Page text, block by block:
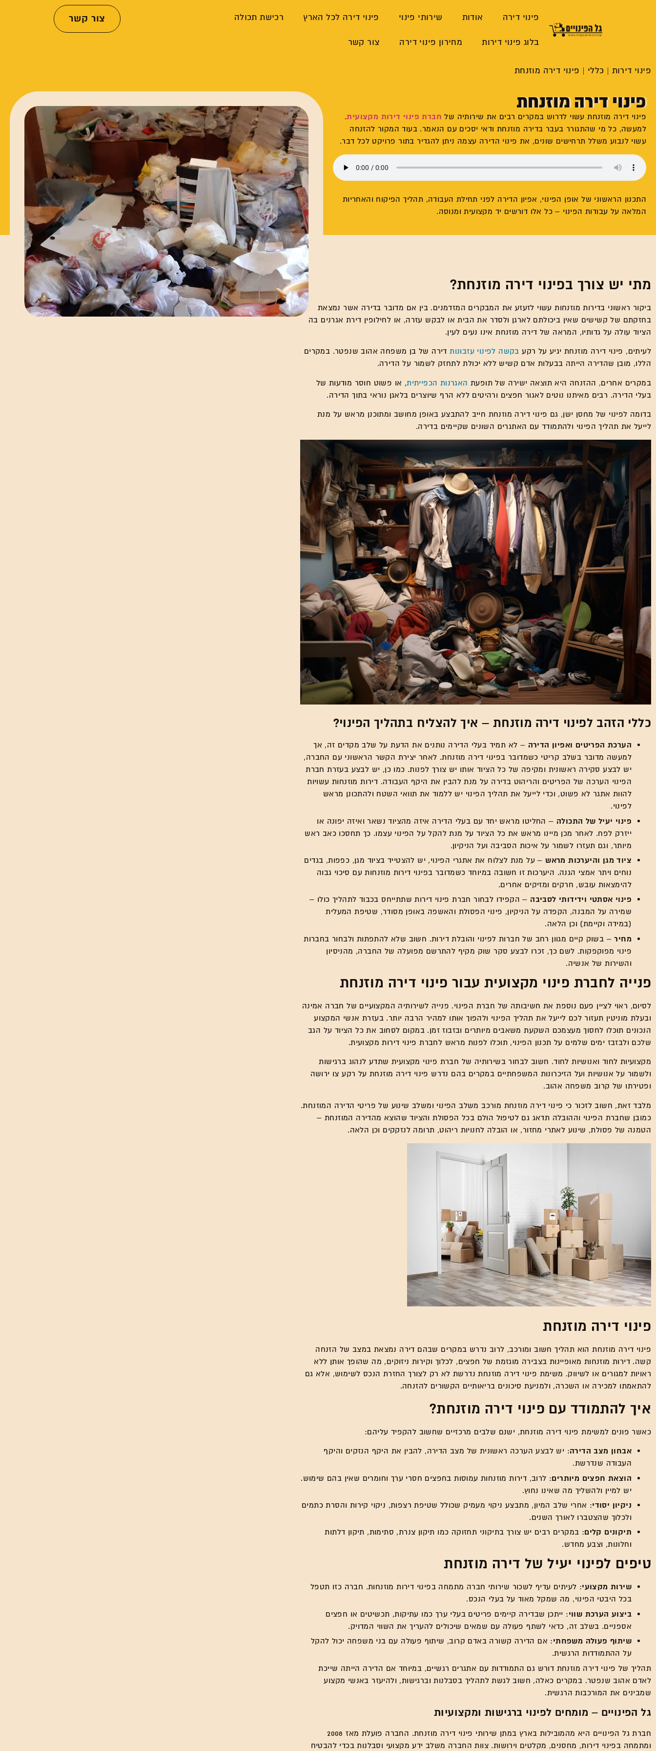
פינוי דירה אודות שירותי פינוי פינוי דירה לכל הארץ רכישת תכולה
בלוג פינוי דירות מחירון פינוי דירה צור קשר
צור קשר
פינוי דירות | כללי | פינוי דירה מוזנחת
פינוי דירה מוזנחת
פינוי דירה מוזנחת עשוי לדרוש במקרים רבים את שירותיה של חברת פינוי דירות מקצועית.
למעשה, כל מי שהתגורר בעבר בדירה מוזנחת ודאי יסכים עם הנאמר. בעוד המקור להזנחה
עשוי לנבוע משלל תרחישים שונים, את פינוי הדירה עצמה ניתן להגדיר בתור פרויקט לכל דבר.
התכנון הראשוני של אופן הפינוי, אפיון הדירה לפני תחילת העבודה, תהליך הפיקוח והאחריות
המלאה על עבודות הפינוי – כל אלו דורשים יד מקצועית ומנוסה.
מתי יש צורך בפינוי דירה מוזנחת?
ביקור ראשוני בדירות מוזנחות עשוי לזעזע את המבקרים המזדמנים. בין אם מדובר בדירה אשר נמצאת
בחזקתם של קשישים שאין ביכולתם לארגן ולסדר את הבית או לבקש עזרה, או לחילופין דירת אגרנים בה
הציוד עולה על גדותיו, המראה של דירה מוזנחת אינו נעים לעין.
לעיתים, פינוי דירה מוזנחת יגיע על רקע בקשה לפינוי עזבונותדירה של בן משפחה אהוב שנפטר. במקרים
הללו, מובן שהדירה הייתה בבעלות אדם קשיש ללא יכולת לתחזק לשמור על הדירה.
במקרים אחרים, ההזנחה היא תוצאה ישירה של תופעת האגרנות הכפייתית, או פשוט חוסר מודעות של
בעלי הדירה. רבים מאיתנו נוטים לאגור חפצים ורהיטים ללא הרף שיוצרים בלאגן נוראי בתוך הדירה.
בדומה לפינוי של מחסן ישן, גם פינוי דירה מוזנחת חייב להתבצע באופן מחושב ומתוכנן מראש על מנת
לייעל את תהליך הפינוי ולהתמודד עם האתגרים השונים שקיימים בדירה.
כללי הזהב לפינוי דירה מוזנחת – איך להצליח בתהליך הפינוי?
הערכת הפריטים ואפיון הדירה – לא תמיד בעלי הדירה נותנים את הדעת על שלב מקדים זה, אך
למעשה מדובר בשלב קריטי כשמדובר בפינוי דירה מוזנחת. לאחר יצירת הקשר הראשוני עם החברה,
יש לבצע סקירה ראשונית ומקיפה של כל הציוד אותו יש צורך לפנות. כמו כן, יש לבצע בעזרת חברת
הפינוי הערכה של הפריטים והריהוט בדירה על מנת להבין את היקף העבודה. דירות מוזנחות עשויות
להוות אתגר לא פשוט, וכדי לייעל את תהליך הפינוי יש ללמוד את תוואי השטח ולהתכונן מראש
לפינוי.
פינוי יעיל של התכולה – החליטו מראש יחד עם בעלי הדירה איזה מהציוד נשאר ואיזה יפונה או
ייזרק לפח. לאחר מכן מיינו מראש את כל הציוד על מנת להקל על הפינוי עצמו. כך תחסכו כאב ראש
מיותר, וגם תעזרו לשמור על איכות הסביבה ועל הניקיון.
ציוד מגן והיערכות מראש – על מנת לצלוח את אתגרי הפינוי, יש להצטייד בציוד מגן, כפפות, בגדים
נוחים ויתר אמצי הגנה. היערכות זו חשובה במיוחד כשמדובר בפינוי דירות מוזנחות עם סיכוי גבוה
להימצאות עובש, חרקים ומזיקים אחרים.
פינוי אסתטי וידידותי לסביבה – הקפידו לבחור חברת פינוי דירות שתתייחס בכבוד לתהליך כולו –
שמירה על המבנה, הקפדה על הניקיון, פינוי הפסולת והאשפה באופן מסודר, שטיפת המעלית
(במידה וקיימת) וכן הלאה.
מחיר– בשוק קיים מגוון רחב של חברות לפינוי והובלת דירות. חשוב שלא להתפתות ולבחור בחברות
פינוי מפוקפקות. לשם כך, זכרו לבצע סקר שוק מקיף להתרשם מפועלה של החברה, מהניסיון
והשירות של אנשיה.
פנייה לחברת פינוי מקצועית עבור פינוי דירה מוזנחת
לסיום, ראוי לציין פעם נוספת את חשיבותה של חברת הפינוי. פנייה לשירותיה המקצועיים של חברה אמינה
ובעלת מוניטין תעזור לכם לייעל את תהליך הפינוי ולהפוך אותו למהיר הרבה יותר. בעזרת אנשי המקצוע
הנכונים תוכלו לחסוך מעצמכם השקעת משאבים מיותרים ובזבוז זמן. במקום לסחוב את כל הציוד על הגב
שלכם ולבזבז ימים שלמים על תכנון הפינוי, תוכלו לפנות מראש לחברת פינוי דירות מקצועית.
מקצועיות לחוד ואנושיות לחוד. חשוב לבחור בשירותיה של חברת פינוי מקצועית שתדע לנהוג ברגישות
ולשמור על אנושיות ועל הזיכרונות המשפחתיים במקרים בהם נדרש פינוי דירה מוזנחת על רקע צו ירושה
ופטירתו של קרוב משפחה אהוב.
מלבד זאת, חשוב לזכור כי פינוי דירה מוזנחת מורכב משלב הפינוי ומשלב שינוע של פריטי הדירה המוזנחת.
כמובן שחברת הפינוי וההובלה תדאג גם לטיפול הולם בכל הפסולת והציוד שהוצא מהדירה המוזנחת –
הטמנה של פסולת, שינוע לאתרי מחזור, או הובלה לחנויות ריהוט, תרומה לנזקקים וכן הלאה.
פינוי דירה מוזנחת
פינוי דירה מוזנחת הוא תהליך חשוב ומורכב, לרוב נדרש במקרים שבהם דירה נמצאת במצב של הזנחה
קשה. דירות מוזנחות מאופיינות בצבירה מוגזמת של חפצים, לכלוך וקירות ניזוקים, מה שהופך אותן ללא
ראויות למגורים או לשיווק. משימת פינוי דירה מוזנחת נדרשת לא רק לצורך החזרת הנכס לשימוש, אלא גם
להתאמתו למכירה או השכרה, ולמניעת סיכונים בריאותיים הקשורים להזנחה.
איך להתמודד עם פינוי דירה מוזנחת?
כאשר פונים למשימת פינוי דירה מוזנחת, ישנם שלבים מרכזיים שחשוב להקפיד עליהם:
אבחון מצב הדירה: יש לבצע הערכה ראשונית של מצב הדירה, להבין את היקף הנזקים והיקף
העבודה שנדרשת.
הוצאת חפצים מיותרים: לרוב, דירות מוזנחות עמוסות בחפצים חסרי ערך וחומרים שאין בהם שימוש.
יש למיין ולהשליך מה שאינו נחוץ.
ניקיון יסודי: אחרי שלב המיון, מתבצע ניקוי מעמיק שכולל שטיפת רצפות, ניקוי קירות והסרת כתמים
ולכלוך שהצטברו לאורך השנים.
תיקונים קלים: במקרים רבים יש צורך בתיקוני תחזוקה כמו תיקון צנרת, סתימות, תיקון דלתות
וחלונות, וצבע מחדש.
טיפים לפינוי יעיל של דירה מוזנחת
שירות מקצועי: לעיתים עדיף לשכור שירותי חברה מתמחה בפינוי דירות מוזנחות. חברה כזו תטפל
בכל היבטי הפינוי, מה שמקל מאוד על בעלי הנכס.
ביצוע הערכת שווי: ייתכן שבדירה קיימים פריטים בעלי ערך כמו עתיקות, תכשיטים או חפצים
אספניים. בשלב זה, כדאי לשתף פעולה עם שמאים שיכולים להעריך את השווי המדויק.
שיתוף פעולה משפחתי: אם הדירה קשורה באדם קרוב, שיתוף פעולה עם בני משפחה יכול להקל
על ההתמודדות הרגשית.
תהליך של פינוי דירה מוזנחת דורש גם התמודדות עם אתגרים רגשיים, במיוחד אם הדירה הייתה שייכת
לאדם אהוב שנפטר. במקרים כאלה, חשוב לגשת לתהליך בסבלנות וברגישות, ולהיעזר באנשי מקצוע
שמבינים את המורכבות הרגשית.
גל הפינויים – מומחים לפינוי ברגישות ומקצועיות
חברת גל הפינויים היא מהמובילות בארץ במתן שירותי פינוי דירה מוזנחת. החברה פועלת מאז 2008
ומתמחה בפינוי דירות, מחסנים, מקלטים וירושות. צוות החברה משלב ידע מקצועי וסבלנות בכדי להבטיח